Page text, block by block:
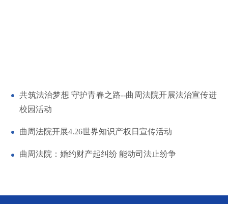
共筑法治梦想 守护青春之路--曲周法院开展法治宣传进
校园活动
曲周法院开展4.26世界知识产权日宣传活动
曲周法院：婚约财产起纠纷 能动司法止纷争